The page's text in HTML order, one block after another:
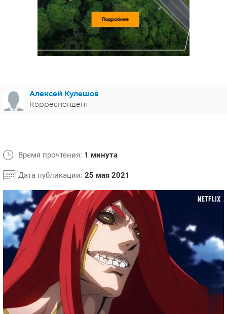
МЕЛОДРАМЫ
ИСПАНИЯ
ГЕРМАНИЯ
СВЕТСКИЕ НОВОСТИ
СПОЙЛЕРЫ ИЗ СЕРИАЛОВ
Алексей Кулешов
Корреспондент
Время прочтения: 1 минута
Дата публикации: 25 мая 2021